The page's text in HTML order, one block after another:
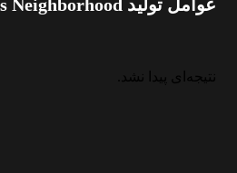
عوامل تولید Daniel Tiger’s Neighborhood
نتیجه‌ای پیدا نشد.